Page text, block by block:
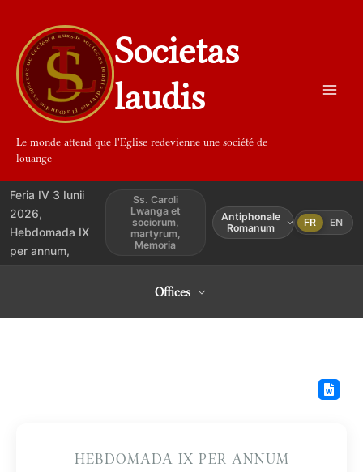
contenu
Societas
laudis
Le monde attend que l'Eglise redevienne une société de
louange
Feria IV 3 Iunii
2026,
Hebdomada IX
per annum,
Ss. Caroli
Lwanga et
sociorum,
martyrum,
Memoria
Antiphonale
Romanum
FR EN
Offices
HEBDOMADA IX PER ANNUM